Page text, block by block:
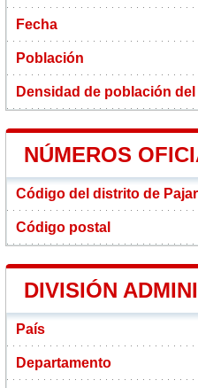
Fecha
Población
Densidad de población
NÚMEROS
Código del distrito de
Código postal
DIVISIÓN
País
Departamento